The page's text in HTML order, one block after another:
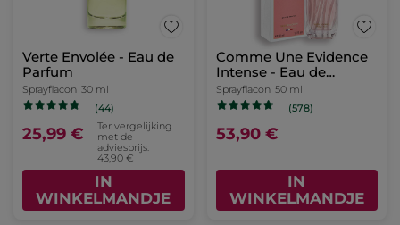
Verte Envolée - Eau de
Parfum
Sprayflacon 30 ml
(44)
25,99 €
Ter vergelijking
met de
adviesprijs:
43,90 €
IN
WINKELMANDJE
Comme Une Evidence
Intense - Eau de
Parfum
Sprayflacon 50 ml
(578)
53,90 €
IN
WINKELMANDJE